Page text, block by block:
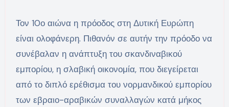
Τον 10ο αιώνα η πρόοδος στη Δυτική Ευρώπη
είναι ολοφάνερη. Πιθανόν σε αυτήν την πρόοδο να
συνέβαλαν η ανάπτυξη του σκανδιναβικού
εμπορίου, η σλαβική οικονομία, που διεγείρεται
από το διπλό ερέθισμα του νορμανδικού εμπορίου
των εβραιο-αραβικών συναλλαγών κατά μήκος